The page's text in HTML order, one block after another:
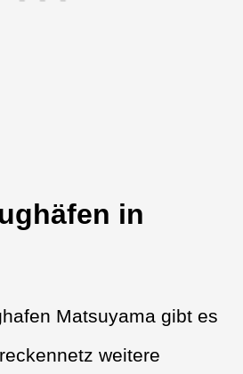
in
Matsuyama gibt es
weitere